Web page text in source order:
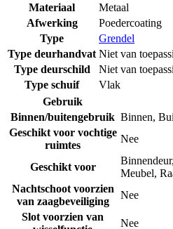
Materiaal
Metaal
Afwerking
Poedercoating
Type
Grendel
Type deurhandvat Niet van
Type deurschild
Niet van
Type schuif
Vlak
Gebruik
Binnen/buitengebruik Binnen,
Geschikt voor vochtige
ruimtes
Nee
Geschikt voor
Binnendeur,
Meubel,
Nachtschoot voorzien
van zaagbeveiliging
Nee
Slot voorzien van
Nee